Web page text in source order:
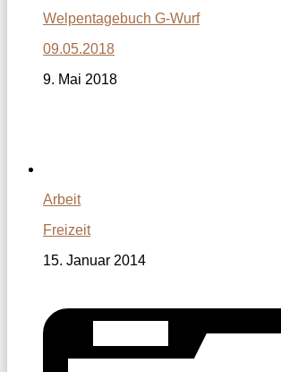
Welpentagebuch G-Wurf
09.05.2018
9. Mai 2018
Arbeit
Freizeit
15. Januar 2014